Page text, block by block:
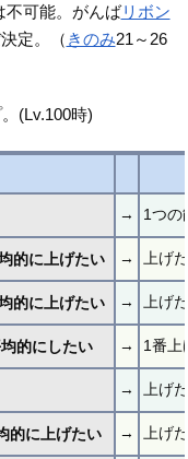
不可能。がんばリボン
定。（ きのみ21～26
(Lv.100時)
→ 1つの
的に上げたい → 上げ
的に上げたい → 上げ
的にしたい → 1番上
→ 上げ
的に上げたい → 上げ